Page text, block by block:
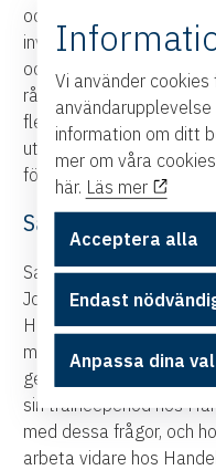
och kapitalförsörjning.
investerarsamtal kan
och att kvinnor även
rådgivning. För
fler företag ska starta,
utveckling behöver fler
förutsättningar.
Samtal som
Samtalet modererades
Johansson från
Hedlund har en viktig
med jämställdhet och
genom
100-listan
.
sin traineeperiod hos
med dessa frågor, och
arbeta vidare hos
Vi använder
information om ditt
mer om våra
här. Läs mer
Acceptera alla
Endast
Anpassa dina val